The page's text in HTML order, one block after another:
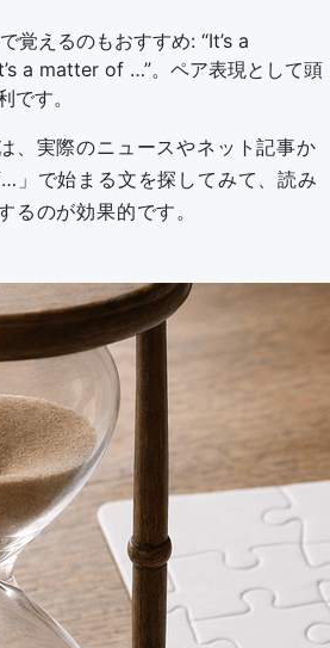
覚えるのもおすすめ: “It’s a
a matter of …”。ペア表現として頭
です。
、実際のニュースやネット記事か
で始まる文を探してみて、読み
るのが効果的です。